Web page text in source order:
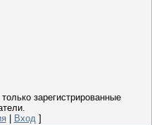
зарегистрированные
| Вход]